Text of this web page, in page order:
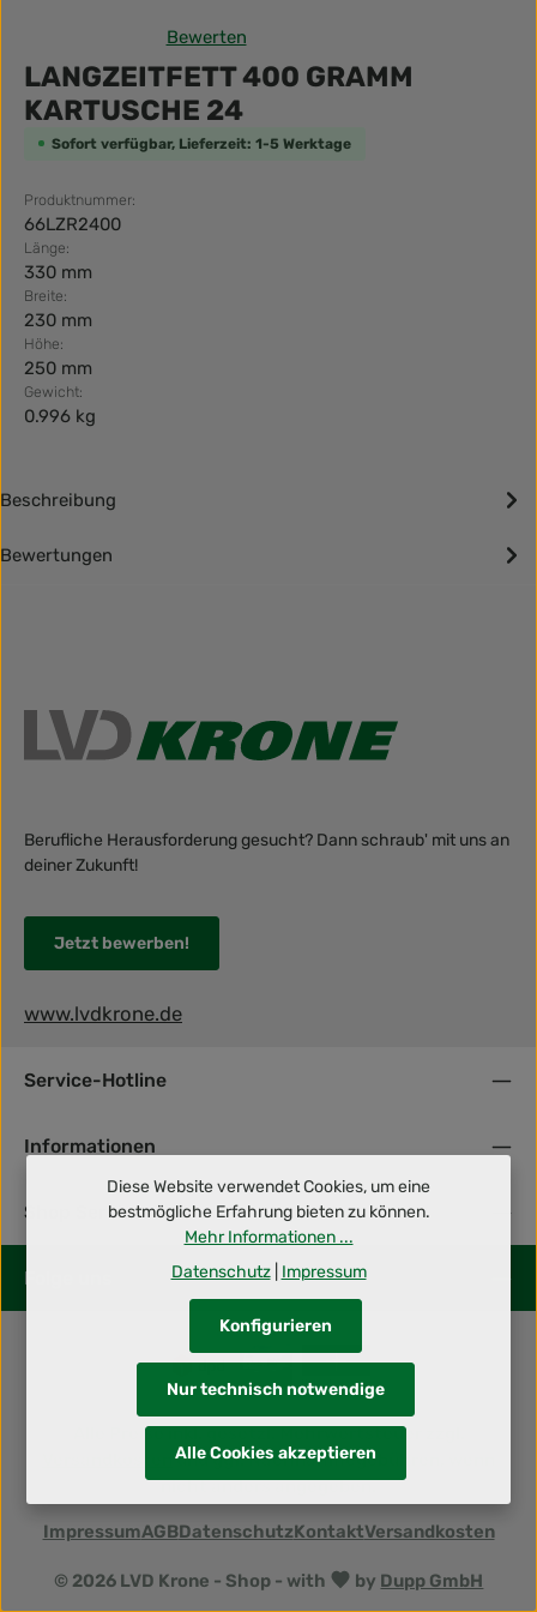
Durchschnittliche Bewertung von 0 von 5 Sternen
Bewerten
LANGZEITFETT 400 GRAMM
KARTUSCHE 24
Sofort verfügbar, Lieferzeit: 1-5 Werktage
Produktnummer:
66LZR2400
Länge:
330 mm
Breite:
230 mm
Höhe:
250 mm
Gewicht:
0.996 kg
Beschreibung
Bewertungen
Berufliche Herausforderung gesucht? Dann schraub' mit uns an
deiner Zukunft!
Jetzt bewerben!
www.lvdkrone.de
Service-Hotline
Informationen
Shop Service
Folge uns
Alle Preise inkl. gesetzl. Mehrwertsteuer zzgl.
und ggf. Nachnahmegebühren, wenn
nicht anders angegeben.
© 2026 LVD Krone - Shop - with by Dupp GmbH
ImpressumAGBDatenschutzKontaktVersandkosten
Diese Website verwendet Cookies, um eine
bestmögliche Erfahrung bieten zu können.
Mehr Informationen ...
Datenschutz| Impressum
Nur technisch notwendige
Konfigurieren
Alle Cookies akzeptieren